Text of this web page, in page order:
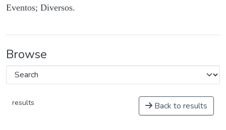
Eventos; Diversos.
Browse
results Back to results